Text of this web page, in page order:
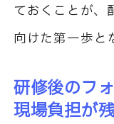
ておくことが、
向けた第一歩と
研修後のフ
現場負担が